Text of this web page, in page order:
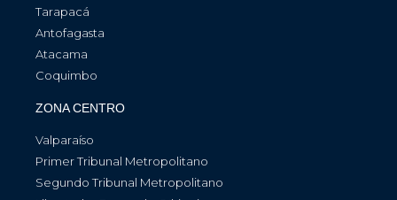
Tarapacá
Antofagasta
Atacama
Coquimbo
ZONA CENTRO
Valparaíso
Primer Tribunal Metropolitano
Segundo Tribunal Metropolitano